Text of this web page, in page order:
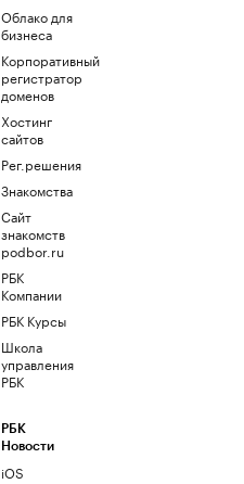
Облако для
бизнеса
Корпоративный
регистратор
доменов
Хостинг
сайтов
Рег.решения
Знакомства
Сайт
знакомств
podbor.ru
РБК
Компании
РБК Курсы
Школа
управления
РБК
РБК
Новости
iOS